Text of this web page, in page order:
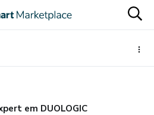
em DUOLOGIC